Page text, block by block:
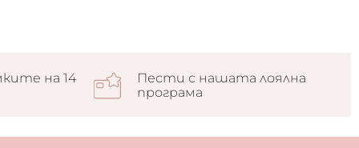
на 14
Пести с нашата лоялна
програма